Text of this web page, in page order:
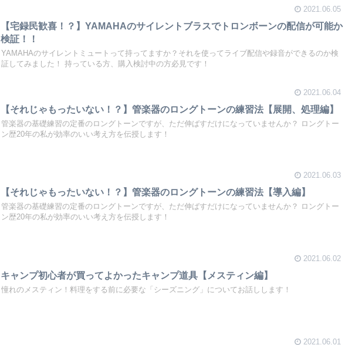
2021.06.05
【宅録民歓喜！？】YAMAHAのサイレントブラスでトロンボーンの配信が可能か
検証！！
YAMAHAのサイレントミュートって持ってますか？それを使ってライブ配信や録音ができるのか検
証してみました！ 持っている方、購入検討中の方必見です！
2021.06.04
【それじゃもったいない！？】管楽器のロングトーンの練習法【展開、処理編】
管楽器の基礎練習の定番のロングトーンですが、ただ伸ばすだけになっていませんか？ ロングトー
ン歴20年の私が効率のいい考え方を伝授します！
2021.06.03
【それじゃもったいない！？】管楽器のロングトーンの練習法【導入編】
管楽器の基礎練習の定番のロングトーンですが、ただ伸ばすだけになっていませんか？ ロングトー
ン歴20年の私が効率のいい考え方を伝授します！
2021.06.02
キャンプ初心者が買ってよかったキャンプ道具【メスティン編】
憧れのメスティン！料理をする前に必要な「シーズニング」についてお話しします！
2021.06.01